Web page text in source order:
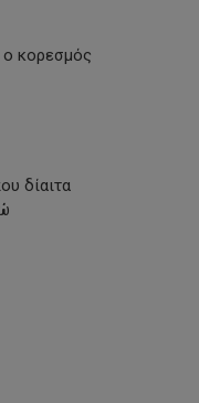
ο κορεσμός
δίαιτα